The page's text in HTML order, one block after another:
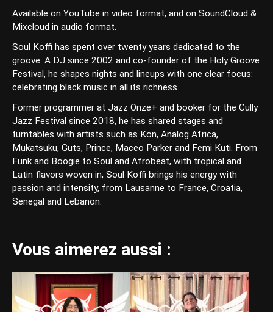
Available on YouTube in video format, and on SoundCloud &
Mixcloud in audio format.
Soul Koffi has spent over twenty years dedicated to the
groove. A DJ since 2002 and co-founder of the Holy Groove
Festival, he shapes nights and lineups with one clear focus:
celebrating black music in all its richness.
Former programmer at Jazz Onze+ and booker for the Cully
Jazz Festival since 2018, he has shared stages and
turntables with artists such as Kon, Analog Africa,
Mukatsuku, Guts, Prince, Maceo Parker and Femi Kuti. From
Funk and Boogie to Soul and Afrobeat, with tropical and
Latin flavors woven in, Soul Koffi brings his energy with
passion and intensity, from Lausanne to France, Croatia,
Senegal and Lebanon.
Vous aimerez aussi :